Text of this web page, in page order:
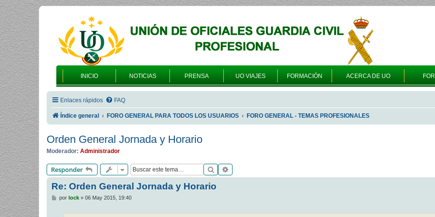
INICIO NOTICIAS PRENSA UO VIAJES FORMACIÓN ACERCA DE UO
Enlaces rápidos FAQ
Índice general FORO GENERAL PARA TODOS LOS USUARIOS FORO GENERAL - TEMAS PROFESIONALES
Orden General Jornada y Horario
Moderador: Administrador
Responder Buscar
Re: Orden General Jornada y Horario
M
por lock» 06 May 2015, 19:40